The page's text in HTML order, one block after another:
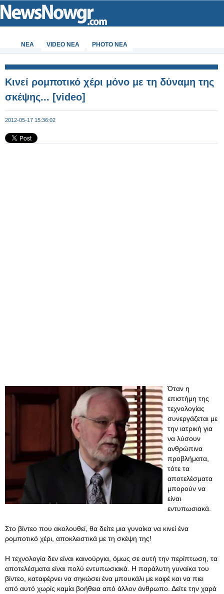
ΝΕΑ VIDEO NEA PHOTO NEA
Κινεί ρομποτικό χέρι μόνο με τη δύναμη της
σκέψης... [video]
2012-05-17 15:36:02
Όταν η
επιστήμη της
τεχνολογίας
συνεργάζεται με
την ιατρική για
να λύσουν
ανθρώπινα
προβλήματα,
τότε τα
αποτελέσματα
μπορούν να
είναι
εντυπωσιακά.
Στο βίντεο που ακολουθεί, θα δείτε μια γυναίκα να κινεί ένα
ρομποτικό χέρι, αποκλειστικά με τη σκέψη της!
H τεχνολογία δεν είναι καινούργια, όμως σε αυτή την περίπτωση, τα
αποτελέσματα είναι πολύ εντυπωσιακά. Η παράλυτη γυναίκα του
βίντεο, καταφέρνει να σηκώσει ένα μπουκάλι με καφέ και να πιει
από αυτό χωρίς καμία βοήθεια από άλλον άνθρωπο. Δείτε την χαρά